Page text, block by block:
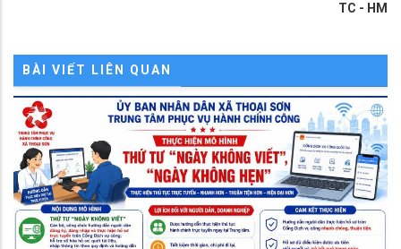
TC - HM
BÀI VIẾT LIÊN QUAN